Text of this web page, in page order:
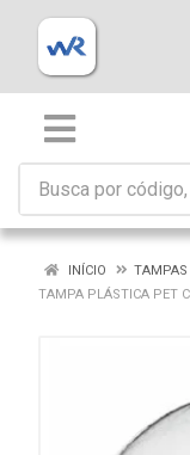
INÍCIO TAMPAS
TAMPA PLÁSTICA PET